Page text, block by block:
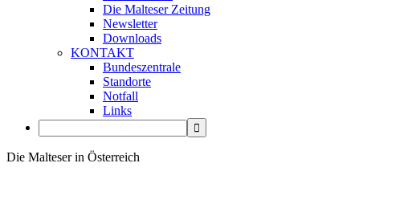
Die Malteser Zeitung
Newsletter
Downloads
KONTAKT
Bundeszentrale
Standorte
Notfall
Links
Die Malteser in Österreich